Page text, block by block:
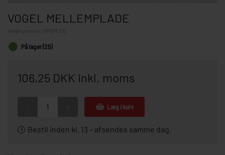
VOGEL MELLEMPLADE
På lager (25)
106,25 DKK inkl. moms
Læg i kurv
Bestil inden kl. 13 – afsendes samme dag.